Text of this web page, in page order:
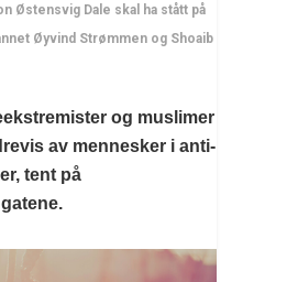
Østensvig Dale skal ha stått på
Øyvind Strømmen og Shoaib
og muslimer
av mennesker i anti-
tent på